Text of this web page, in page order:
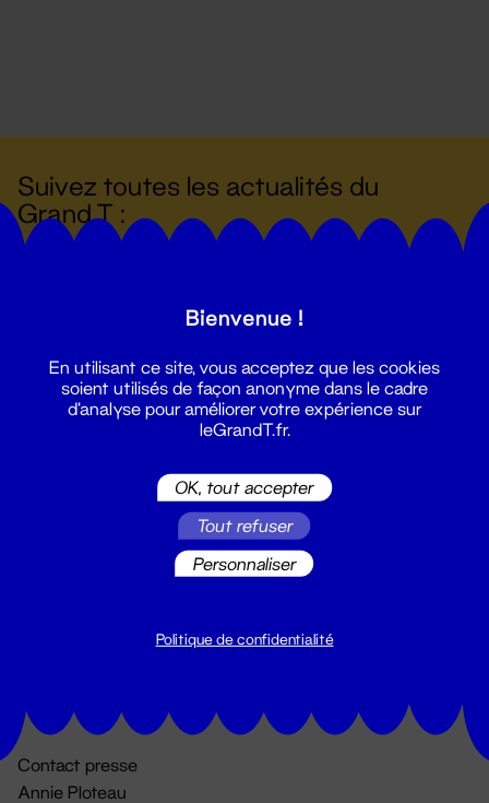
Suivez toutes les actualités du
Grand T :
billetterie@leGrandT.fr
Contact presse
Annie Ploteau
Bienvenue !
En utilisant ce site, vous acceptez que les cookies
soient utilisés de façon anonyme dans le cadre
d'analyse pour améliorer votre expérience sur
leGrandT.fr.
OK, tout accepter
Tout refuser
Personnaliser
Politique de confidentialité